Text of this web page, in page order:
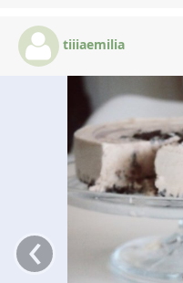
tiiiaemilia
‹